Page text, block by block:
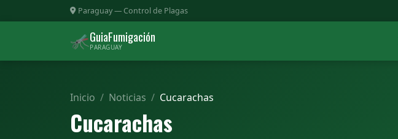
Paraguay — Control de Plagas
🦟GuiaFumigación
PARAGUAY
Inicio Noticias Cucarachas
Cucarachas